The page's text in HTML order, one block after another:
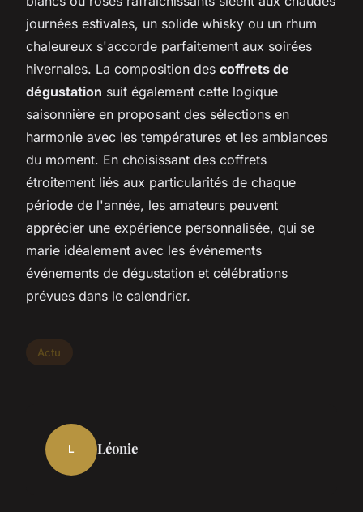
journées estivales, un solide whisky ou un rhum
chaleureux s'accorde parfaitement aux soirées
hivernales. La composition des coffrets de
dégustation suit également cette logique
saisonnière en proposant des sélections en
harmonie avec les températures et les ambiances
du moment. En choisissant des coffrets
étroitement liés aux particularités de chaque
période de l'année, les amateurs peuvent
apprécier une expérience personnalisée, qui se
marie idéalement avec les événements
événements de dégustation et célébrations
prévues dans le calendrier.
Actu
L Léonie